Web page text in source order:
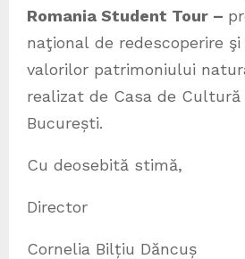
Romania Student Tour –
naţional de redescoperire
valorilor patrimoniului
realizat de Casa de
București.
Cu deosebită stimă,
Director
Cornelia Bilțiu Dăncuș